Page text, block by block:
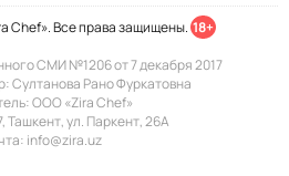
Chef». Все права защищены. 18+
СМИ №1206 от 7 декабря 2017
Султанова Рано Фуркатовна
ООО «Zira Chef»
Ташкент, ул. Паркент, 26А
info@zira.uz